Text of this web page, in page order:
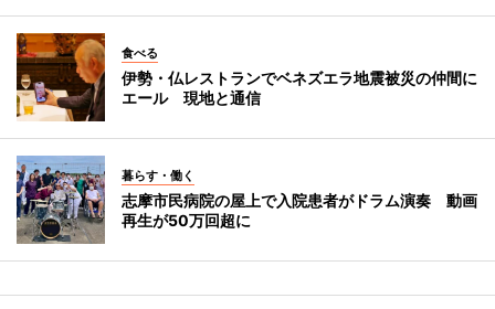
食べる
伊勢・仏レストランでベネズエラ地震被災の仲間に
エール 現地と通信
暮らす・働く
志摩市民病院の屋上で入院患者がドラム演奏 動画
再生が50万回超に